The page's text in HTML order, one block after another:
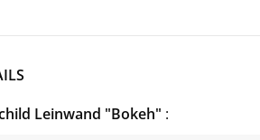
Leinwand "Bokeh"